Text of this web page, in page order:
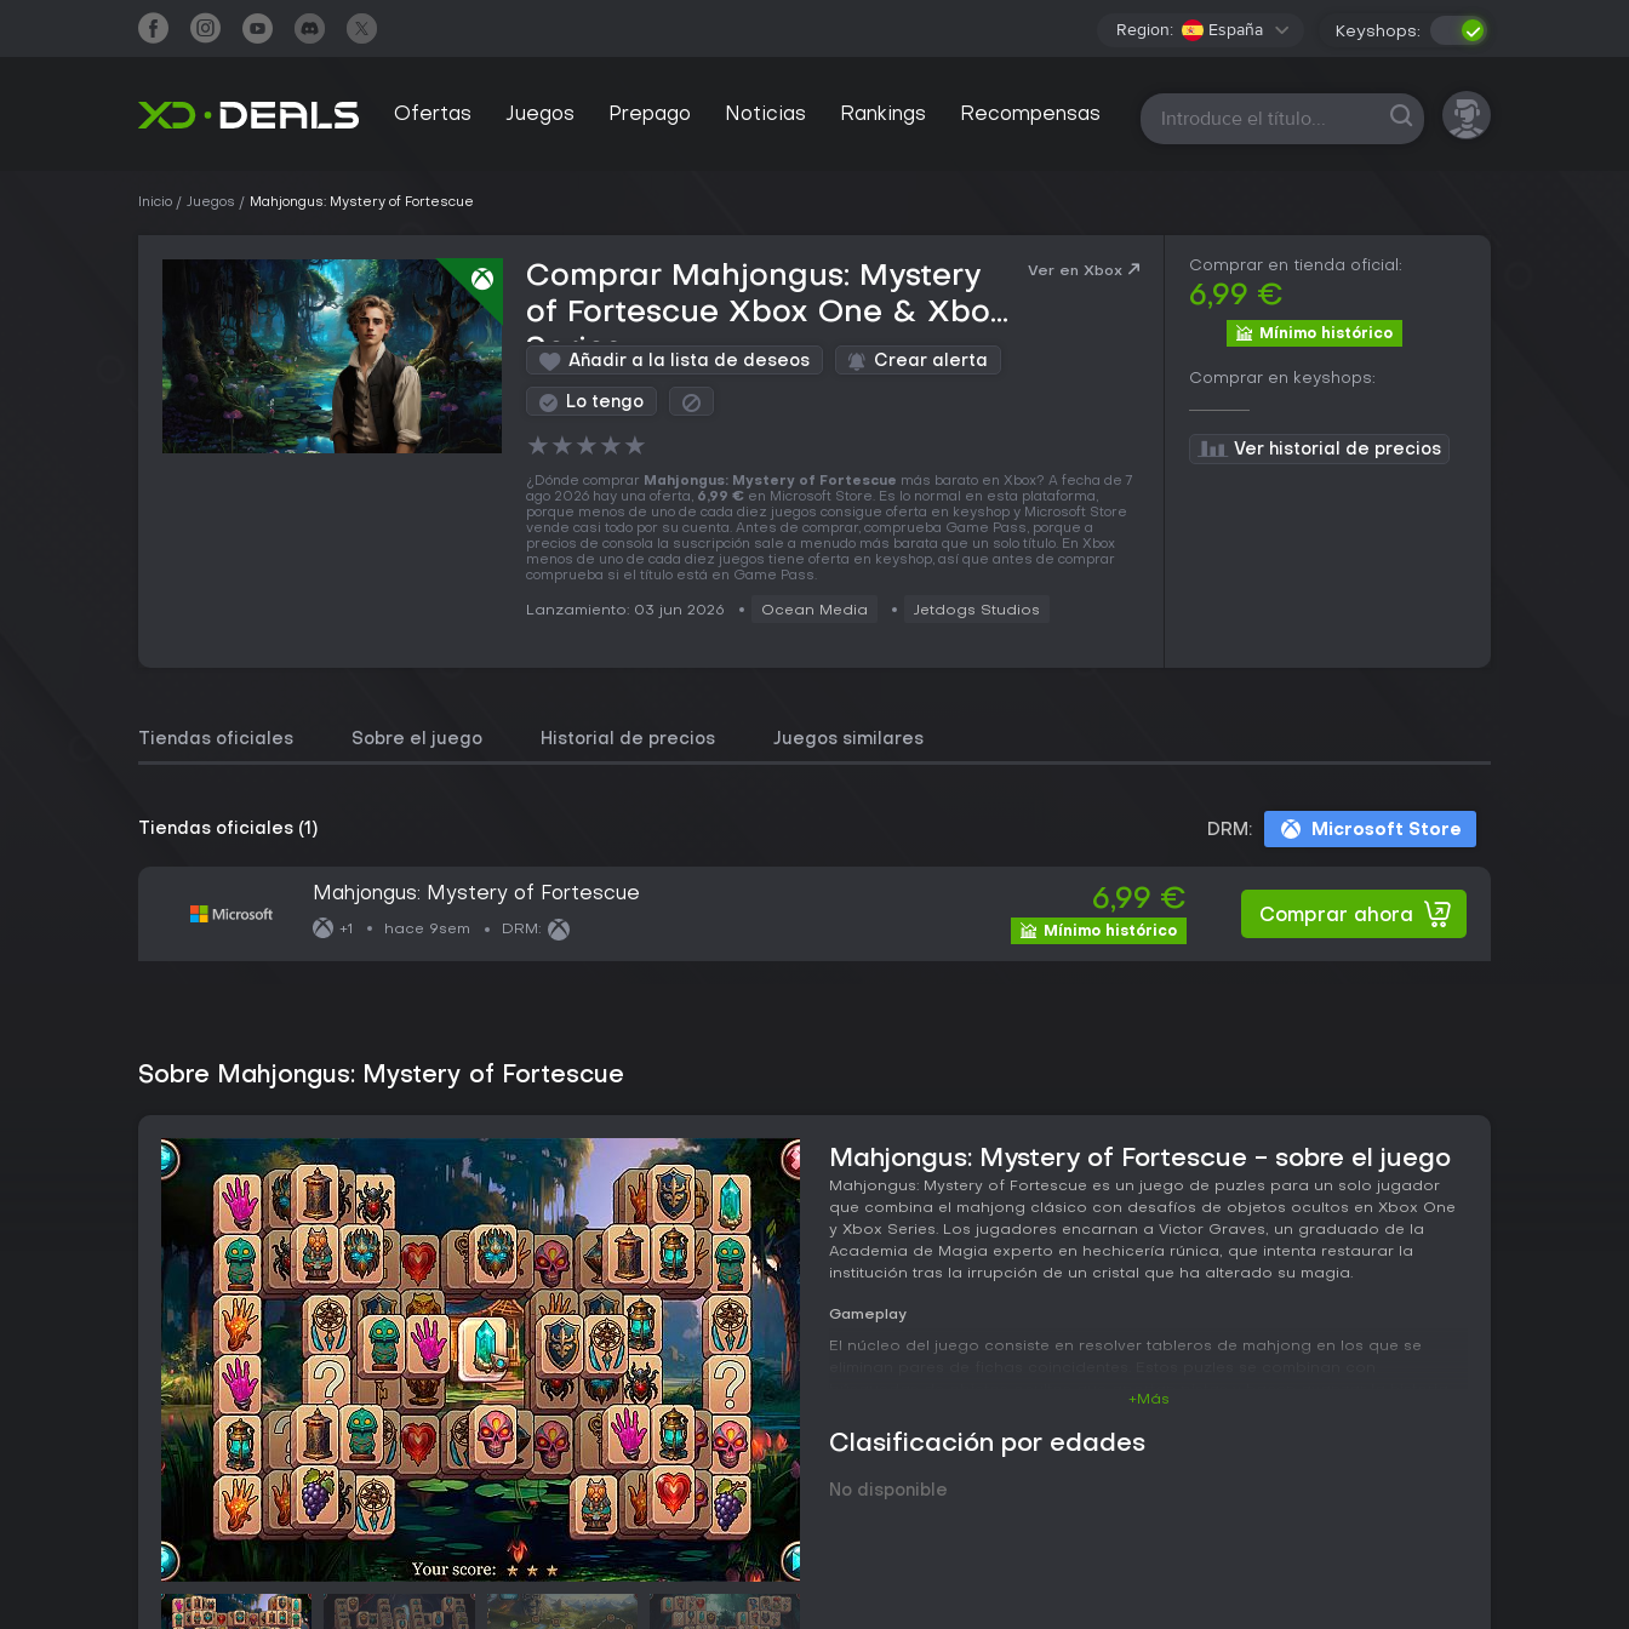
Region: España Keyshops:
Ofertas Juegos Prepago Noticias Rankings Recompensas Todas las plataformas
Inicio Juegos Mahjongus: Mystery of Fortescue
Comprar Mahjongus: Mystery
of Fortescue Xbox One & Xbox
Series
Ver en Xbox
Añadir a la lista de deseos Crear alerta
Lo tengo
★★★★★
¿Dónde comprar Mahjongus: Mystery of Fortescue más barato en Xbox? A fecha de 7
ago 2026 hay una oferta, 6,99 € en Microsoft Store. Es lo normal en esta plataforma,
porque menos de uno de cada diez juegos consigue oferta en keyshop y Microsoft Store
vende casi todo por su cuenta. Antes de comprar, comprueba Game Pass, porque a
precios de consola la suscripción sale a menudo más barata que un solo título. En Xbox
menos de uno de cada diez juegos tiene oferta en keyshop, así que antes de comprar
comprueba si el título está en Game Pass.
Lanzamiento: 03 jun 2026 Ocean Media Jetdogs Studios
Comprar en tienda oficial:
6,99 €
Mínimo histórico
Comprar en keyshops:
Ver historial de precios
Tiendas oficiales Sobre el juego Historial de precios Juegos similares
Tiendas oficiales (1) DRM: Microsoft Store
Mahjongus: Mystery of Fortescue
+1 hace 9sem DRM:
6,99 €
Mínimo histórico
Comprar ahora
Sobre Mahjongus: Mystery of Fortescue
Mahjongus: Mystery of Fortescue - sobre el juego
Mahjongus: Mystery of Fortescue es un juego de puzles para un solo jugador
que combina el mahjong clásico con desafíos de objetos ocultos en Xbox One
y Xbox Series. Los jugadores encarnan a Victor Graves, un graduado de la
Academia de Magia experto en hechicería rúnica, que intenta restaurar la
institución tras la irrupción de un cristal que ha alterado su magia.
Gameplay
El núcleo del juego consiste en resolver tableros de mahjong en los que se
detalles del entorno para avanzar por los pasillos en penumbra de la Academia.
La experiencia se centra en la deducción lógica y el reconocimiento de
+Más
Clasificación por edades
No disponible